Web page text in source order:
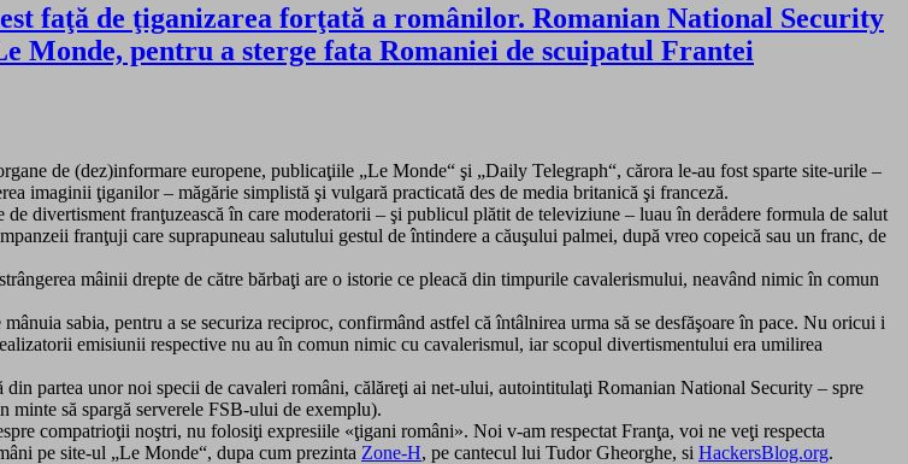
faţă de ţiganizarea forţată a românilor. Romanian National Security
Monde, pentru a sterge fata Romaniei de scuipatul Frantei
de (dez)informare europene, publicaţiile „Le Monde“ şi „Daily Telegraph“, cărora le-au fost sparte site-urile –
imaginii ţiganilor – măgărie simplistă şi vulgară practicată des de media britanică şi franceză.
divertisment franţuzească în care moderatorii – şi publicul plătit de televiziune – luau în derådere formula de salut
franţuji care suprapuneau salutului gestul de întindere a căuşului palmei, după vreo copeică sau un franc, de
mâinii drepte de către bărbaţi are o istorie ce pleacă din timpurile cavalerismului, neavând nimic în comun
sabia, pentru a se securiza reciproc, confirmând astfel că întâlnirea urma să se desfăşoare în pace. Nu oricui i
emisiunii respective nu au în comun nimic cu cavalerismul, iar scopul divertismentului era umilirea
partea unor noi specii de cavaleri români, călăreţi ai net-ului, autointitulaţi Romanian National Security – spre
minte să spargă serverele FSB-ului de exemplu).
compatrioţii noştri, nu folosiţi expresiile «ţigani români». Noi v-am respectat Franţa, voi ne veţi respecta
pe site-ul „Le Monde“, dupa cum prezinta Zone-H, pe cantecul lui Tudor Gheorghe, si HackersBlog.org.